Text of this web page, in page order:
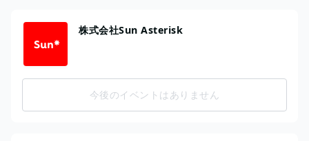
株式会社Sun Asterisk
今後のイベントはありません